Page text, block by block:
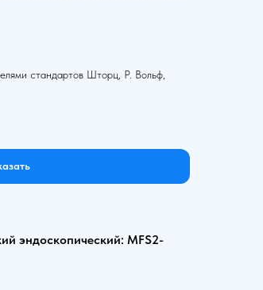
стандартов Шторц, Р. Вольф,
эндоскопический: MFS2-